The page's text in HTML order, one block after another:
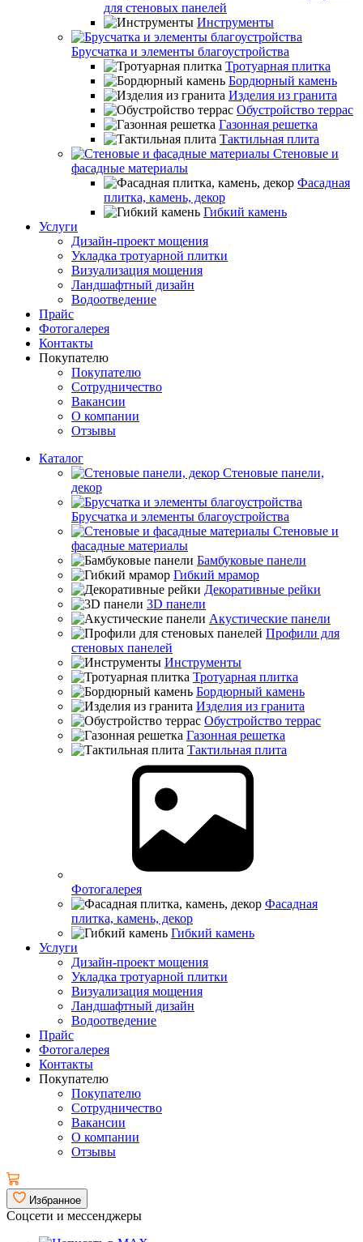
для стеновых панелей
Инструменты
Брусчатка и элементы благоустройства
Тротуарная плитка
Бордюрный камень
Изделия из гранита
Обустройство террас
Газонная решетка
Тактильная плита
Стеновые и
фасадные материалы
Фасадная
плитка, камень, декор
Гибкий камень
Услуги
Дизайн-проект мощения
Укладка тротуарной плитки
Визуализация мощения
Ландшафтный дизайн
Водоотведение
Прайс
Фотогалерея
Контакты
Покупателю
Покупателю
Сотрудничество
Вакансии
О компании
Отзывы
Каталог
Стеновые панели,
декор
Брусчатка и элементы благоустройства
Стеновые и
фасадные материалы
Бамбуковые панели
Гибкий мрамор
Декоративные рейки
3D панели
Акустические панели
Профили для
стеновых панелей
Инструменты
Тротуарная плитка
Бордюрный камень
Изделия из гранита
Обустройство террас
Газонная решетка
Тактильная плита
Фотогалерея
Фасадная
плитка, камень, декор
Гибкий камень
Услуги
Дизайн-проект мощения
Укладка тротуарной плитки
Визуализация мощения
Ландшафтный дизайн
Водоотведение
Прайс
Фотогалерея
Контакты
Покупателю
Покупателю
Сотрудничество
Вакансии
О компании
Отзывы
Избранное
Соцсети и мессенджеры